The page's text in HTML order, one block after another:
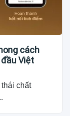
cách
Việt
chất